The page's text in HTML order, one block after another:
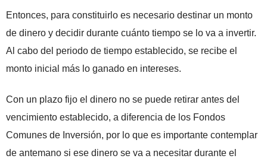
Entonces, para constituirlo es necesario destinar un monto
de dinero y decidir durante cuánto tiempo se lo va a invertir.
Al cabo del periodo de tiempo establecido, se recibe el
monto inicial más lo ganado en intereses.
Con un plazo fijo el dinero no se puede retirar antes del
vencimiento establecido, a diferencia de los Fondos
Comunes de Inversión, por lo que es importante contemplar
de antemano si ese dinero se va a necesitar durante el